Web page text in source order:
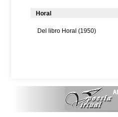
Horal
Del libro Horal (1950)